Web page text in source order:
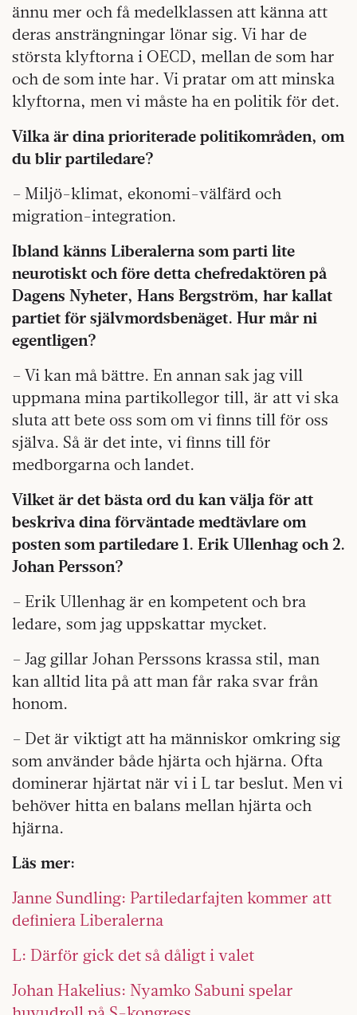
ännu mer och få medelklassen att känna att
deras ansträngningar lönar sig. Vi har de
största klyftorna i OECD, mellan de som har
och de som inte har. Vi pratar om att minska
klyftorna, men vi måste ha en politik för det.
Vilka är dina prioriterade politikområden, om
du blir partiledare?
– Miljö-klimat, ekonomi-välfärd och
migration-integration.
Ibland känns Liberalerna som parti lite
neurotiskt och före detta chefredaktören på
Dagens Nyheter, Hans Bergström, har kallat
partiet för självmordsbenäget. Hur mår ni
egentligen?
– Vi kan må bättre. En annan sak jag vill
uppmana mina partikollegor till, är att vi ska
sluta att bete oss som om vi finns till för oss
själva. Så är det inte, vi finns till för
medborgarna och landet.
Vilket är det bästa ord du kan välja för att
beskriva dina förväntade medtävlare om
posten som partiledare 1. Erik Ullenhag och 2.
Johan Persson?
– Erik Ullenhag är en kompetent och bra
ledare, som jag uppskattar mycket.
– Jag gillar Johan Perssons krassa stil, man
kan alltid lita på att man får raka svar från
honom.
– Det är viktigt att ha människor omkring sig
som använder både hjärta och hjärna. Ofta
dominerar hjärtat när vi i L tar beslut. Men vi
behöver hitta en balans mellan hjärta och
hjärna.
Läs mer:
Janne Sundling: Partiledarfajten kommer att
definiera Liberalerna
L: Därför gick det så dåligt i valet
Johan Hakelius: Nyamko Sabuni spelar